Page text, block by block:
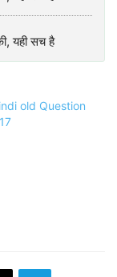
यही सच है
old Question